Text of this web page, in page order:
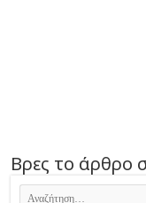
Βρες το άρθρο